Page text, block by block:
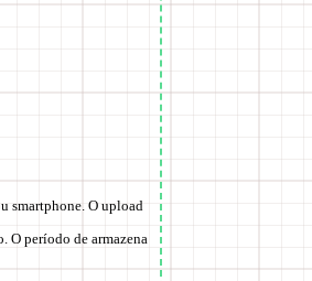
smartphone. O upload
O período de armazena